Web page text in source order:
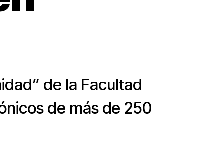
de la Facultad
de más de 250